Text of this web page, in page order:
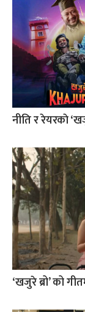
नीति र रेयरकाे
‘खजुरे ब्रो’ को